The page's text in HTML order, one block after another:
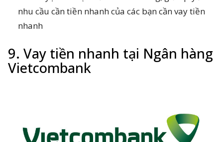
nhu cầu cần tiền nhanh của các bạn cần vay tiền
nhanh
9. Vay tiền nhanh tại Ngân hàng
Vietcombank